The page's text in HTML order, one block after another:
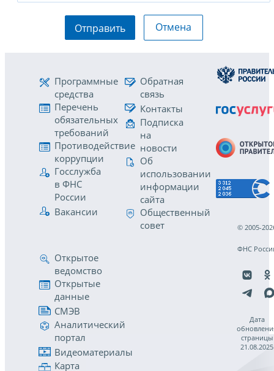
Отправить Отмена
Программные
средства
Перечень
обязательных
требований
Противодействие
коррупции
Госслужба
в ФНС
России
Вакансии
Обратная
связь
Контакты
Подписка
на
новости
Об
использовании
информации
сайта
Общественный
совет
Открытое
ведомство
Открытые
данные
СМЭВ
Аналитический
портал
Видеоматериалы
Карта
© 2005-
ФНС
Дата
страницы
21.08.2025